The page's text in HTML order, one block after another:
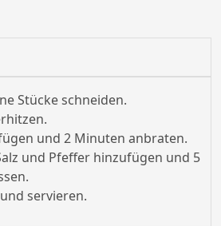
Stücke schneiden.
und 2 Minuten anbraten.
und Pfeffer hinzufügen und 5
servieren.